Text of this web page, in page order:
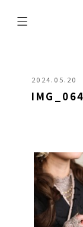
2024.05.20